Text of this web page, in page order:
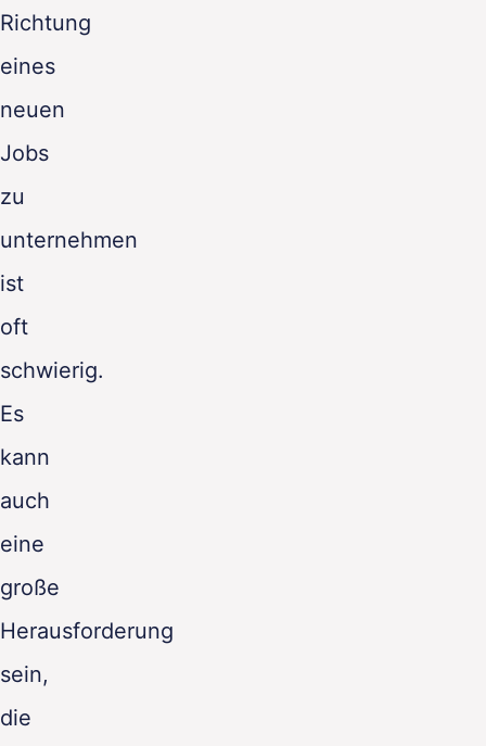
Richtung
eines
neuen
Jobs
zu
unternehmen
ist
oft
schwierig.
Es
kann
auch
eine
große
Herausforderung
sein,
die